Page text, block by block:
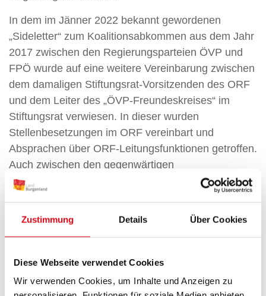
Zustimmung Details Über Cookies
Diese Webseite verwendet Cookies
Wir verwenden Cookies, um Inhalte und Anzeigen zu
In dem im Jänner 2022 bekannt gewordenen
„Sideletter“ zum Koalitionsabkommen aus dem Jahr
2017 zwischen den Regierungsparteien ÖVP und
FPÖ wurde auf eine weitere Vereinbarung zwischen
dem damaligen Stiftungsrat-Vorsitzenden des ORF
und dem Leiter des „ÖVP-Freundeskreises“ im
Stiftungsrat verwiesen. In dieser wurden
Stellenbesetzungen im ORF vereinbart und
Absprachen über ORF-Leitungsfunktionen getroffen.
Auch zwischen den gegenwärtigen
Regierungsparteien ÖVP und Grüne wurde in einem
„Sideletter“ zum Koalitionsvertrag eine Vereinbarung
hinsichtlich des ORF-Stiftungsrates und seines
damals noch zu wählenden Vorsitzenden getroffen.
nicht neu: nachdem 1963 eine Zusatzvereinbarung
zum Koalitionsabkommen der Regierung publik